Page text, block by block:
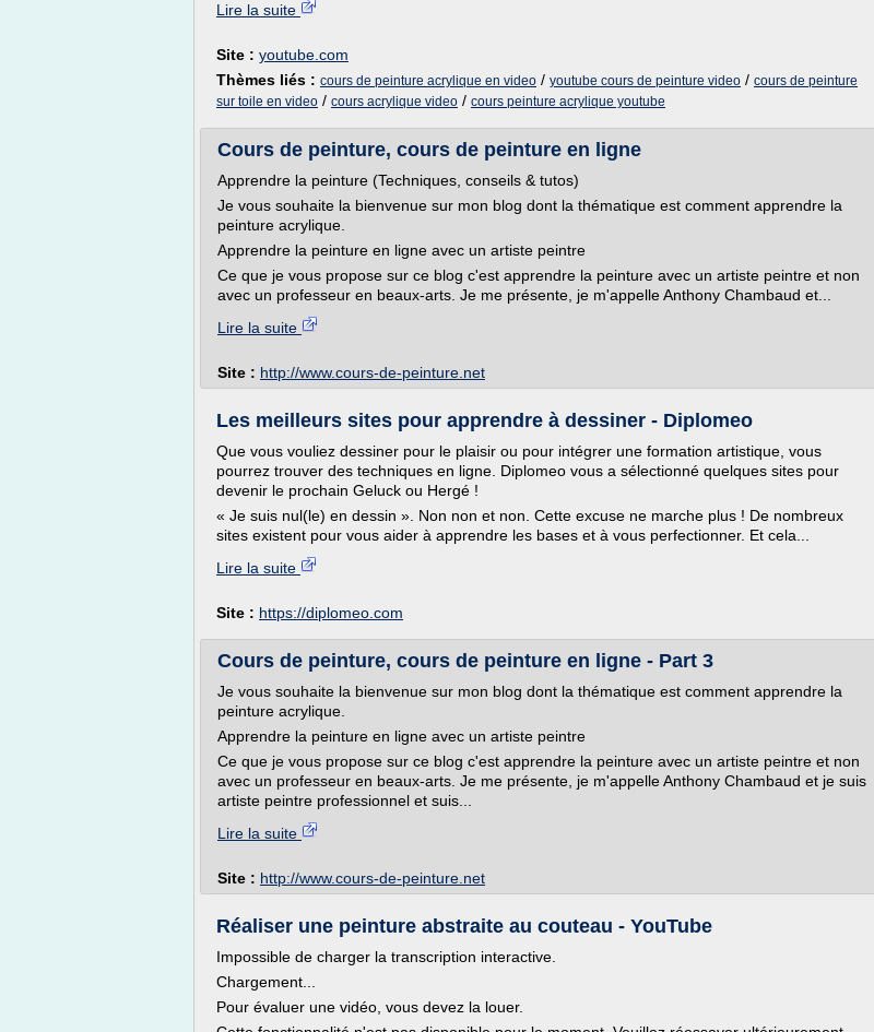
Lire la suite
Site : youtube.com
Thèmes liés : cours de peinture acrylique en video / youtube cours de peinture video / cours de peinture
sur toile en video / cours acrylique video / cours peinture acrylique youtube
Cours de peinture, cours de peinture en ligne
Apprendre la peinture (Techniques, conseils & tutos)
Je vous souhaite la bienvenue sur mon blog dont la thématique est comment apprendre la
peinture acrylique.
Apprendre la peinture en ligne avec un artiste peintre
Ce que je vous propose sur ce blog c'est apprendre la peinture avec un artiste peintre et non
avec un professeur en beaux-arts. Je me présente, je m'appelle Anthony Chambaud et...
Lire la suite
Site : http://www.cours-de-peinture.net
Les meilleurs sites pour apprendre à dessiner - Diplomeo
Que vous vouliez dessiner pour le plaisir ou pour intégrer une formation artistique, vous
pourrez trouver des techniques en ligne. Diplomeo vous a sélectionné quelques sites pour
devenir le prochain Geluck ou Hergé !
« Je suis nul(le) en dessin ». Non non et non. Cette excuse ne marche plus ! De nombreux
sites existent pour vous aider à apprendre les bases et à vous perfectionner. Et cela...
Lire la suite
Site : https://diplomeo.com
Cours de peinture, cours de peinture en ligne - Part 3
Je vous souhaite la bienvenue sur mon blog dont la thématique est comment apprendre la
peinture acrylique.
Apprendre la peinture en ligne avec un artiste peintre
Ce que je vous propose sur ce blog c'est apprendre la peinture avec un artiste peintre et non
avec un professeur en beaux-arts. Je me présente, je m'appelle Anthony Chambaud et je suis
artiste peintre professionnel et suis...
Lire la suite
Site : http://www.cours-de-peinture.net
Réaliser une peinture abstraite au couteau - YouTube
Impossible de charger la transcription interactive.
Chargement...
Pour évaluer une vidéo, vous devez la louer.